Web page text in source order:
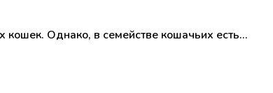
кошек. Однако, в семействе кошачьих есть…